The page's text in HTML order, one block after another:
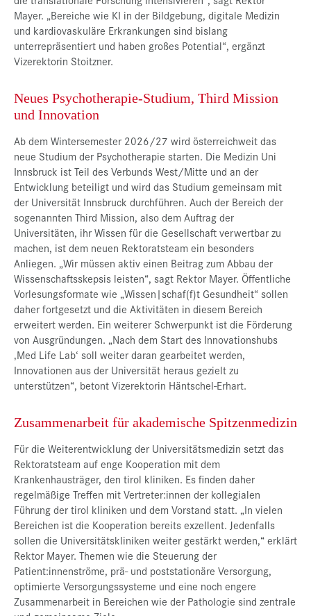
Mayer. „Bereiche wie KI in der Bildgebung, digitale Medizin
und kardiovaskuläre Erkrankungen sind bislang
unterrepräsentiert und haben großes Potential“, ergänzt
Vizerektorin Stoitzner.
Neues Psychotherapie-Studium, Third Mission
und Innovation
Ab dem Wintersemester 2026/27 wird österreichweit das
neue Studium der Psychotherapie starten. Die Medizin Uni
Innsbruck ist Teil des Verbunds West/Mitte und an der
Entwicklung beteiligt und wird das Studium gemeinsam mit
der Universität Innsbruck durchführen. Auch der Bereich der
sogenannten Third Mission, also dem Auftrag der
Universitäten, ihr Wissen für die Gesellschaft verwertbar zu
machen, ist dem neuen Rektoratsteam ein besonders
Anliegen. „Wir müssen aktiv einen Beitrag zum Abbau der
Wissenschaftsskepsis leisten“, sagt Rektor Mayer. Öffentliche
Vorlesungsformate wie „Wissen|schaf(f)t Gesundheit“ sollen
daher fortgesetzt und die Aktivitäten in diesem Bereich
erweitert werden. Ein weiterer Schwerpunkt ist die Förderung
von Ausgründungen. „Nach dem Start des Innovationshubs
‚Med Life Lab‘ soll weiter daran gearbeitet werden,
Innovationen aus der Universität heraus gezielt zu
unterstützen“, betont Vizerektorin Häntschel-Erhart.
Zusammenarbeit für akademische Spitzenmedizin
Für die Weiterentwicklung der Universitätsmedizin setzt das
Rektoratsteam auf enge Kooperation mit dem
Krankenhausträger, den tirol kliniken. Es finden daher
regelmäßige Treffen mit Vertreter:innen der kollegialen
Führung der tirol kliniken und dem Vorstand statt. „In vielen
Bereichen ist die Kooperation bereits exzellent. Jedenfalls
sollen die Universitätskliniken weiter gestärkt werden,“ erklärt
Rektor Mayer. Themen wie die Steuerung der
Patient:innenströme, prä- und poststationäre Versorgung,
optimierte Versorgungssysteme und eine noch engere
Zusammenarbeit in Bereichen wie der Pathologie sind zentrale